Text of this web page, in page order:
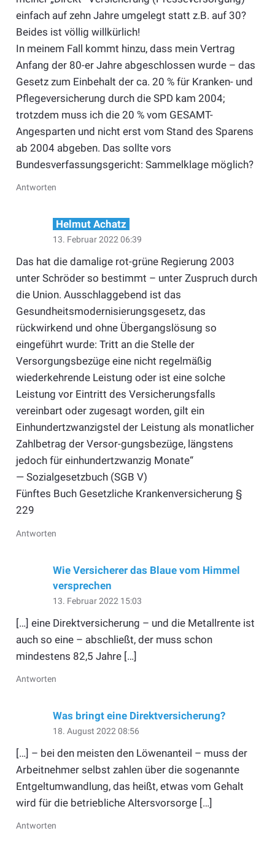
einfach auf zehn Jahre umgelegt statt z.B. auf 30?
Beides ist völlig willkürlich!
In meinem Fall kommt hinzu, dass mein Vertrag
Anfang der 80-er Jahre abgeschlossen wurde – das
Gesetz zum Einbehalt der ca. 20 % für Kranken- und
Pflegeversicherung durch die SPD kam 2004;
trotzdem muss ich die 20 % vom GESAMT-
Angesparten und nicht erst vom Stand des Sparens
ab 2004 abgeben. Das sollte vors
Bundesverfassungsgericht: Sammelklage möglich?
Antworten
Helmut Achatz
13. Februar 2022 06:39
Das hat die damalige rot-grüne Regierung 2003
unter Schröder so bestimmt – unter Zuspruch durch
die Union. Ausschlaggebend ist das
Gesundheitsmodernisierungsgesetz, das
rückwirkend und ohne Übergangslösung so
eingeführt wurde: Tritt an die Stelle der
Versorgungsbezüge eine nicht regelmäßig
wiederkehrende Leistung oder ist eine solche
Leistung vor Eintritt des Versicherungsfalls
vereinbart oder zugesagt worden, gilt ein
Einhundertzwanzigstel der Leistung als monatlicher
Zahlbetrag der Versor-gungsbezüge, längstens
jedoch für einhundertzwanzig Monate“
— Sozialgesetzbuch (SGB V)
Fünftes Buch Gesetzliche Krankenversicherung §
229
Antworten
Wie Versicherer das Blaue vom Himmel
versprechen
13. Februar 2022 15:03
[…] eine Direktversicherung – und die Metallrente ist
auch so eine – abschließt, der muss schon
mindestens 82,5 Jahre […]
Antworten
Was bringt eine Direktversicherung?
18. August 2022 08:56
[…] – bei den meisten den Löwenanteil – muss der
Arbeitnehmer selbst zahlen über die sogenannte
Entgeltumwandlung, das heißt, etwas vom Gehalt
wird für die betriebliche Altersvorsorge […]
Antworten